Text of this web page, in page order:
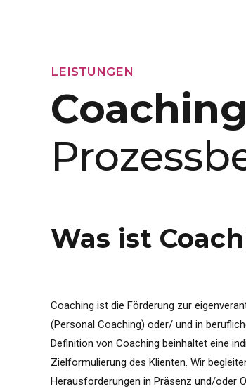
LEISTUNGEN
Was ist
Coaching ist die Förderung zur
(Personal Coaching) oder/ und in
Definition von Coaching beinhaltet eine
Zielformulierung des Klienten. Wir
Herausforderungen in Präsenz und/oder